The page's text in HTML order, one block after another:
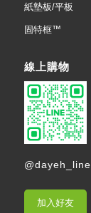
紙墊板/平板
固特框™
線上購物
@dayeh_line
加入好友